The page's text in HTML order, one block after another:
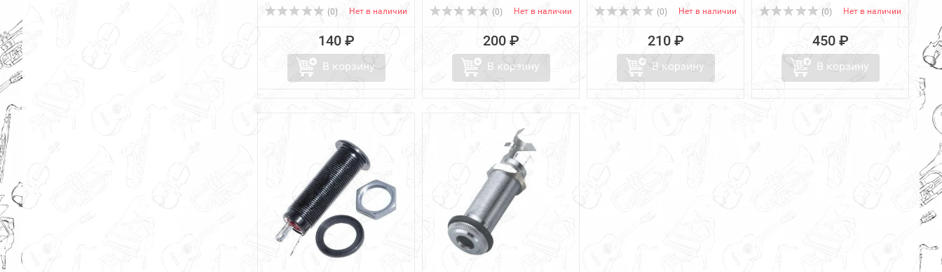
(0) Нет в наличии
140 ₽
В корзину
(0) Нет в наличии
200 ₽
В корзину
(0) Нет в наличии
210 ₽
В корзину
(0) Нет в наличии
450 ₽
В корзину